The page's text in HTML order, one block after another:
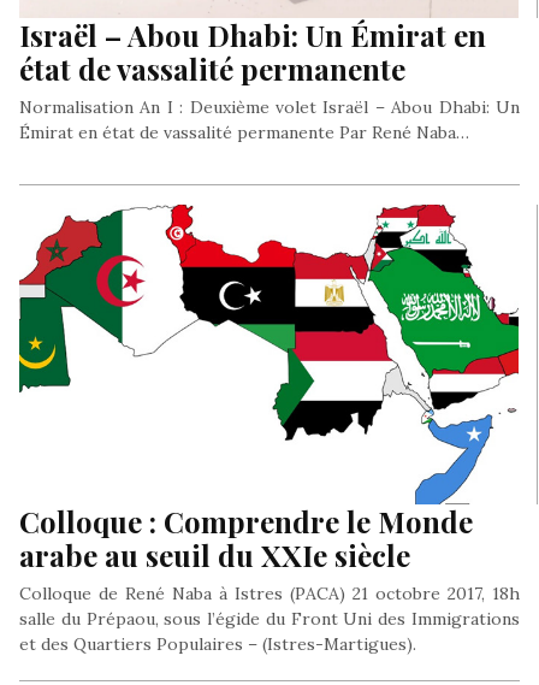
Israël – Abou Dhabi: Un Émirat en
état de vassalité permanente
Normalisation An I : Deuxième volet Israël – Abou Dhabi: Un
Émirat en état de vassalité permanente Par René Naba…
Colloque : Comprendre le Monde
arabe au seuil du XXIe siècle
Colloque de René Naba à Istres (PACA) 21 octobre 2017, 18h
salle du Prépaou, sous l’égide du Front Uni des Immigrations
et des Quartiers Populaires – (Istres-Martigues).